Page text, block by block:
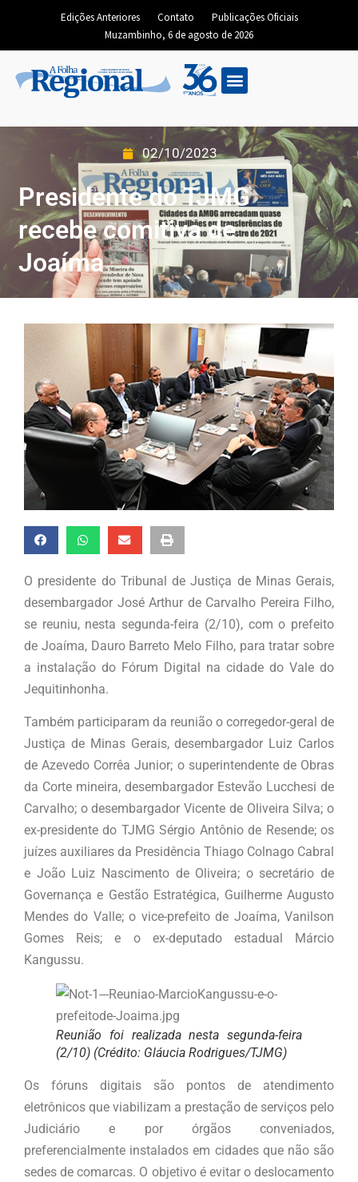
Edições Anteriores Contato
Publicações Oficiais
Muzambinho, 6 de agosto de 2026
02/10/2023
Presidente do TJMG
recebe comitiva de
Joaíma
O presidente do Tribunal de Justiça de Minas Gerais,
desembargador José Arthur de Carvalho Pereira Filho,
se reuniu, nesta segunda-feira (2/10), com o prefeito
de Joaíma, Dauro Barreto Melo Filho, para tratar sobre
a instalação do Fórum Digital na cidade do Vale do
Jequitinhonha.
Também participaram da reunião o corregedor-geral de
Justiça de Minas Gerais, desembargador Luiz Carlos
de Azevedo Corrêa Junior; o superintendente de Obras
da Corte mineira, desembargador Estevão Lucchesi de
Carvalho; o desembargador Vicente de Oliveira Silva; o
ex-presidente do TJMG Sérgio Antônio de Resende; os
juízes auxiliares da Presidência Thiago Colnago Cabral
e João Luiz Nascimento de Oliveira; o secretário de
Governança e Gestão Estratégica, Guilherme Augusto
Mendes do Valle; o vice-prefeito de Joaíma, Vanilson
Gomes Reis; e o ex-deputado estadual Márcio
Kangussu.
Reunião foi realizada nesta segunda-feira
(2/10) (Crédito: Gláucia Rodrigues/TJMG)
Os fóruns digitais são pontos de atendimento
eletrônicos que viabilizam a prestação de serviços pelo
Judiciário e por órgãos conveniados,
preferencialmente instalados em cidades que não são
sedes de comarcas. O objetivo é evitar o deslocamento